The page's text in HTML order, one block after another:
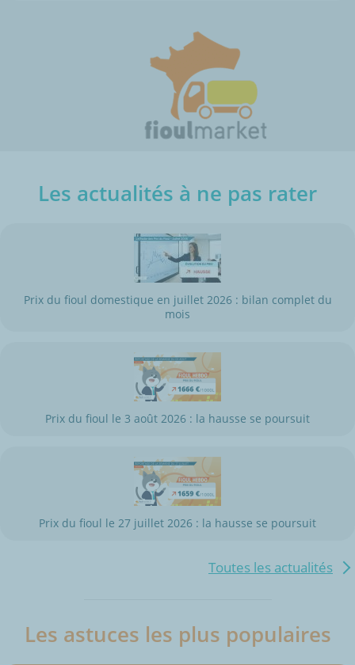
Les actualités à ne pas rater
Prix du fioul domestique en juillet 2026 : bilan complet du
mois
Prix du fioul le 3 août 2026 : la hausse se poursuit
Prix du fioul le 27 juillet 2026 : la hausse se poursuit
Toutes les actualités
Les astuces les plus populaires